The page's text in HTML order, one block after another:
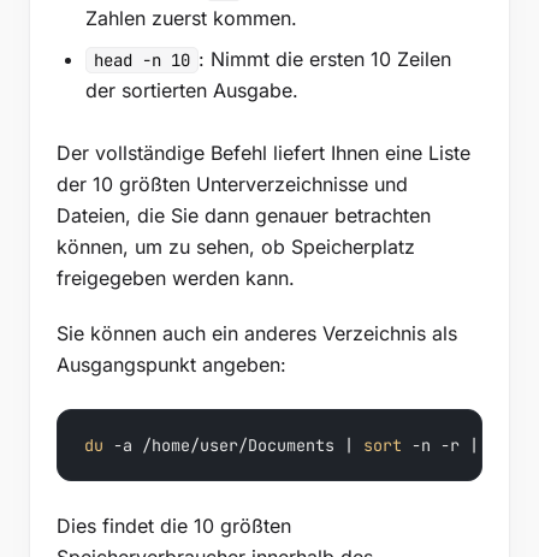
Zahlen zuerst kommen.
head -n 10 : Nimmt die ersten 10 Zeilen
der sortierten Ausgabe.
Der vollständige Befehl liefert Ihnen eine Liste
der 10 größten Unterverzeichnisse und
Dateien, die Sie dann genauer betrachten
können, um zu sehen, ob Speicherplatz
freigegeben werden kann.
Sie können auch ein anderes Verzeichnis als
Ausgangspunkt angeben:
du -a /home/user/Documents | sort -n -r |
Dies findet die 10 größten